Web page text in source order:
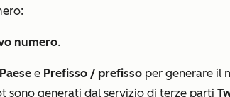
numero.
Paese e Prefisso / prefisso per generare il
sono generati dal servizio di terze parti